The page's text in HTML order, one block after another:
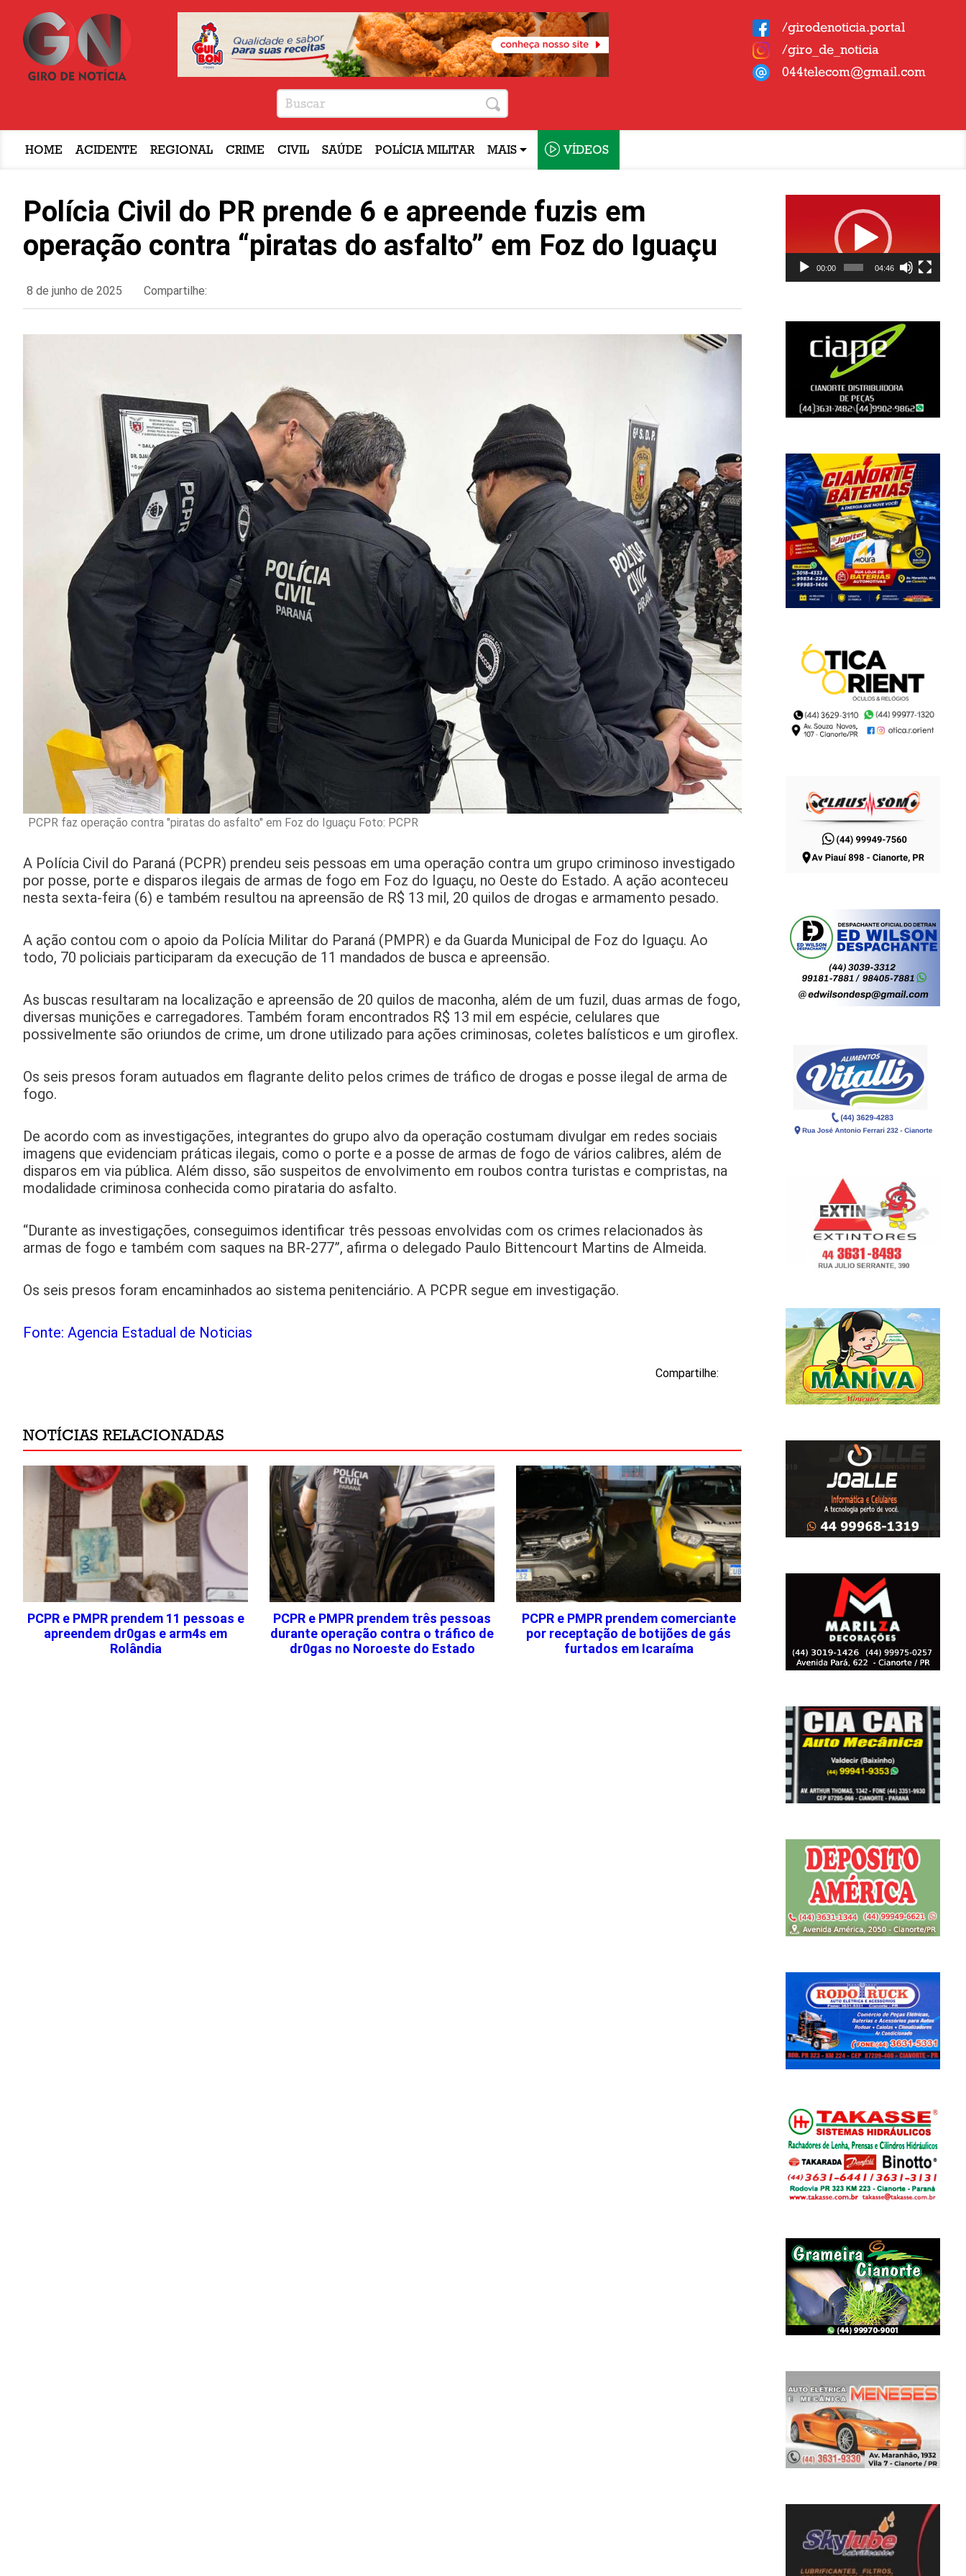
/girodenoticia.portal
/giro_de_noticia
044telecom@gmail.com
HOME ACIDENTE REGIONAL CRIME CIVIL SAÚDE POLÍCIA MILITAR MAIS VÍDEOS
Polícia Civil do PR prende 6 e apreende fuzis em
operação contra “piratas do asfalto” em Foz do Iguaçu
8 de junho de 2025 Compartilhe:
PCPR faz operação contra "piratas do asfalto" em Foz do Iguaçu Foto: PCPR
A Polícia Civil do Paraná (PCPR) prendeu seis pessoas em uma operação contra um grupo criminoso investigado
por posse, porte e disparos ilegais de armas de fogo em Foz do Iguaçu, no Oeste do Estado. A ação aconteceu
nesta sexta-feira (6) e também resultou na apreensão de R$ 13 mil, 20 quilos de drogas e armamento pesado.
A ação contou com o apoio da Polícia Militar do Paraná (PMPR) e da Guarda Municipal de Foz do Iguaçu. Ao
todo, 70 policiais participaram da execução de 11 mandados de busca e apreensão.
As buscas resultaram na localização e apreensão de 20 quilos de maconha, além de um fuzil, duas armas de fogo,
diversas munições e carregadores. Também foram encontrados R$ 13 mil em espécie, celulares que
possivelmente são oriundos de crime, um drone utilizado para ações criminosas, coletes balísticos e um giroflex.
Os seis presos foram autuados em flagrante delito pelos crimes de tráfico de drogas e posse ilegal de arma de
fogo.
De acordo com as investigações, integrantes do grupo alvo da operação costumam divulgar em redes sociais
imagens que evidenciam práticas ilegais, como o porte e a posse de armas de fogo de vários calibres, além de
disparos em via pública. Além disso, são suspeitos de envolvimento em roubos contra turistas e compristas, na
modalidade criminosa conhecida como pirataria do asfalto.
“Durante as investigações, conseguimos identificar três pessoas envolvidas com os crimes relacionados às
armas de fogo e também com saques na BR-277”, afirma o delegado Paulo Bittencourt Martins de Almeida.
Os seis presos foram encaminhados ao sistema penitenciário. A PCPR segue em investigação.
Fonte: Agencia Estadual de Noticias
Compartilhe:
NOTÍCIAS RELACIONADAS
PCPR e PMPR prendem 11 pessoas e
apreendem dr0gas e arm4s em
Rolândia
PCPR e PMPR prendem três pessoas
durante operação contra o tráfico de
dr0gas no Noroeste do Estado
PCPR e PMPR prendem comerciante
por receptação de botijões de gás
furtados em Icaraíma
00:00 04:46